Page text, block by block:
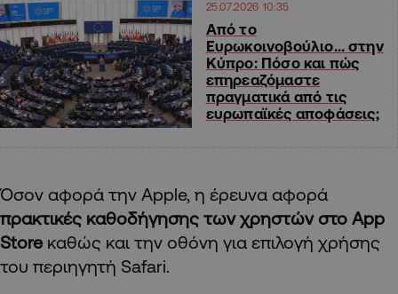
25.07.2026 10:35
Από το
Ευρωκοινοβούλιο… στην
Κύπρο: Πόσο και πώς
επηρεαζόμαστε
πραγματικά από τις
ευρωπαϊκές αποφάσεις;
Όσον αφορά την Apple, η έρευνα αφορά
πρακτικές καθοδήγησης των χρηστών στο App
Store καθώς και την οθόνη για επιλογή χρήσης
του περιηγητή Safari.